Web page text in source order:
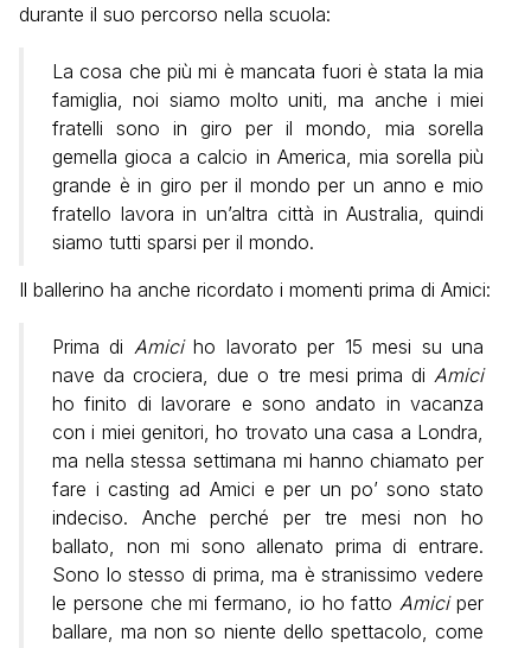
durante il suo percorso nella scuola:
La cosa che più mi è mancata fuori è stata la mia
famiglia, noi siamo molto uniti, ma anche i miei
fratelli sono in giro per il mondo, mia sorella
gemella gioca a calcio in America, mia sorella più
grande è in giro per il mondo per un anno e mio
fratello lavora in un’altra città in Australia, quindi
siamo tutti sparsi per il mondo.
Il ballerino ha anche ricordato i momenti prima di Amici:
Prima di Amiciho lavorato per 15 mesi su una
nave da crociera, due o tre mesi prima di Amici
ho finito di lavorare e sono andato in vacanza
con i miei genitori, ho trovato una casa a Londra,
ma nella stessa settimana mi hanno chiamato per
fare i casting ad Amici e per un po’ sono stato
indeciso. Anche perché per tre mesi non ho
ballato, non mi sono allenato prima di entrare.
Sono lo stesso di prima, ma è stranissimo vedere
le persone che mi fermano, io ho fattoAmiciper
ballare, ma non so niente dello spettacolo, come